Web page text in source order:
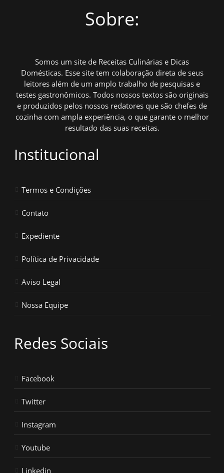
Sobre:
Somos um site de Receitas Culinárias e Dicas
Domésticas. Esse site tem colaboração direta de seus
leitores além de um amplo trabalho de pesquisas e
testes gastronômicos. Todos nossos textos são originais
e produzidos pelos nossos redatores que são chefes de
cozinha com ampla experiência, o que garante o melhor
resultado das suas receitas.
Institucional
Termos e Condições
Contato
Expediente
Política de Privacidade
Aviso Legal
Nossa Equipe
Redes Sociais
Facebook
Twitter
Instagram
Youtube
Linkedin